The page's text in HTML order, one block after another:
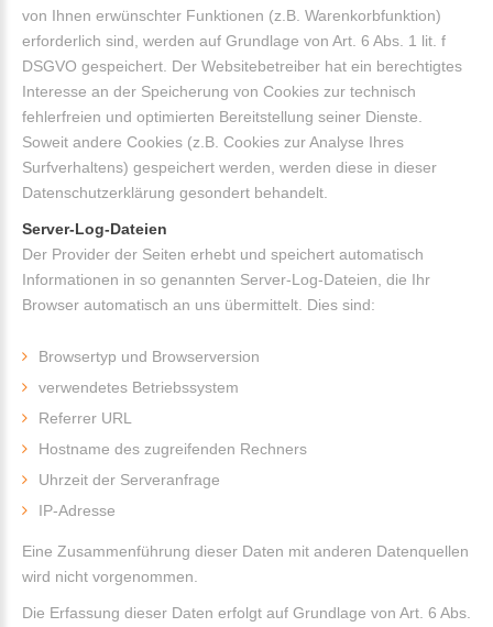
von Ihnen erwünschter Funktionen (z.B. Warenkorbfunktion)
erforderlich sind, werden auf Grundlage von Art. 6 Abs. 1 lit. f
DSGVO gespeichert. Der Websitebetreiber hat ein berechtigtes
Interesse an der Speicherung von Cookies zur technisch
fehlerfreien und optimierten Bereitstellung seiner Dienste.
Soweit andere Cookies (z.B. Cookies zur Analyse Ihres
Surfverhaltens) gespeichert werden, werden diese in dieser
Datenschutzerklärung gesondert behandelt.
Server-Log-Dateien
Der Provider der Seiten erhebt und speichert automatisch
Informationen in so genannten Server-Log-Dateien, die Ihr
Browser automatisch an uns übermittelt. Dies sind:
Browsertyp und Browserversion
verwendetes Betriebssystem
Referrer URL
Hostname des zugreifenden Rechners
Uhrzeit der Serveranfrage
IP-Adresse
Eine Zusammenführung dieser Daten mit anderen Datenquellen
wird nicht vorgenommen.
Die Erfassung dieser Daten erfolgt auf Grundlage von Art. 6 Abs.